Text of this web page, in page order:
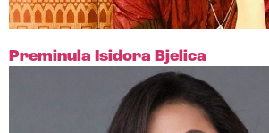
Preminula Isidora Bjelica